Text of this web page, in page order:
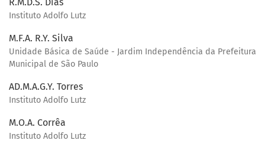
R.M.D.S. Dias
Instituto Adolfo Lutz
M.F.A. R.Y. Silva
Unidade Básica de Saúde - Jardim Independência da Prefeitura
Municipal de São Paulo
AD.M.A.G.Y. Torres
Instituto Adolfo Lutz
M.O.A. Corrêa
Instituto Adolfo Lutz